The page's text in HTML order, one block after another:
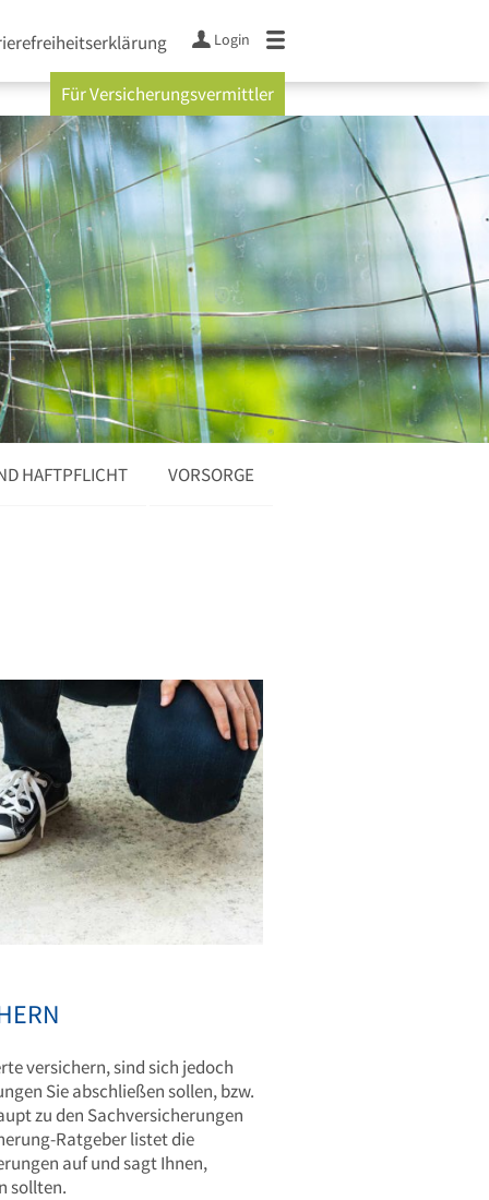
Login
Für Versicherungsvermittler
HAFTPFLICHT VORSORGE
versichern, sind sich jedoch
Sie abschließen sollen, bzw.
zu den Sachversicherungen
Ratgeber listet die
auf und sagt Ihnen,
sollten.